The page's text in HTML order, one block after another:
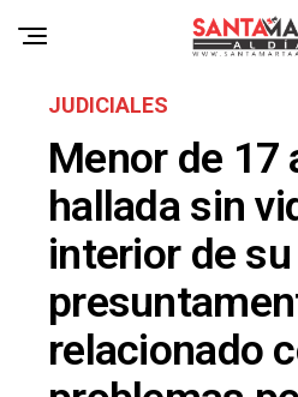
JUDICIALES
Menor de 17
hallada sin
interior de
relacionado